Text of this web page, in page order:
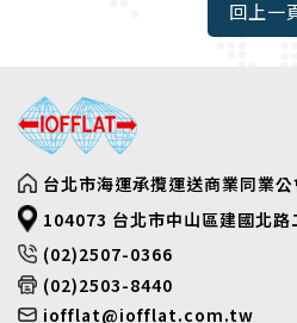
台北市海運承攬運送商業同業公
104073 台北市中山區建國北
(02)2507-0366
(02)2503-8440
iofflat@iofflat.com.tw